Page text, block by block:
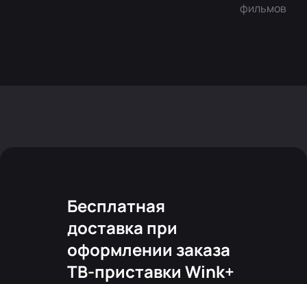
фильмов
Бесплатная
доставка при
оформлении заказа
ТВ-приставки Wink+